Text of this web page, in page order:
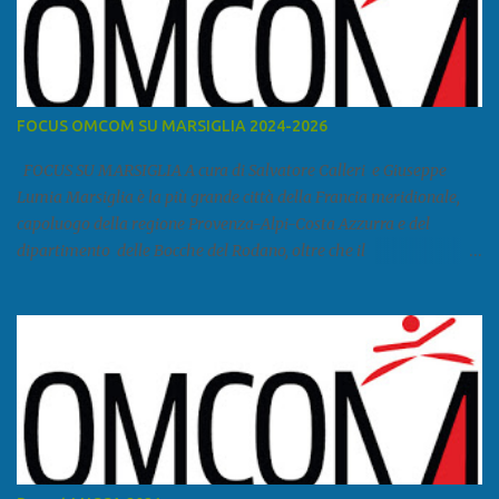
FOCUS OMCOM SU MARSIGLIA 2024-2026
FOCUS SU MARSIGLIA A cura di Salvatore Calleri e Giuseppe
Lumia Marsiglia è la più grande città della Francia meridionale,
capoluogo della regione Provenza-Alpi-Costa Azzurra e del
dipartimento delle Bocche del Rodano, oltre che il
come area metropolitana. Studiare quanto succede a Marsiglia è
molto importante per la geopolitica narcomafiosa perché
Marsiglia ha il porto in asse con la Corsica, Genova, Livorno e
Napoli e le banlieu gemellate con le periferie milanesi. Secondo il
rapporto della DCSA è uno dei principali scali del narcotraffico dal
sudamerica, in particolare Ecuador e Cile. Marsiglia è una città
multietnica, con un 40 per cento di islamici e nonostante questo e